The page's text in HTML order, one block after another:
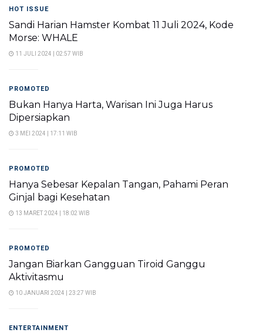
HOT ISSUE
Sandi Harian Hamster Kombat 11 Juli 2024, Kode
Morse: WHALE
11 JULI 2024 | 02:57 WIB
PROMOTED
Bukan Hanya Harta, Warisan Ini Juga Harus
Dipersiapkan
3 MEI 2024 | 17:11 WIB
PROMOTED
Hanya Sebesar Kepalan Tangan, Pahami Peran
Ginjal bagi Kesehatan
13 MARET 2024 | 18:02 WIB
PROMOTED
Jangan Biarkan Gangguan Tiroid Ganggu
Aktivitasmu
10 JANUARI 2024 | 23:27 WIB
ENTERTAINMENT